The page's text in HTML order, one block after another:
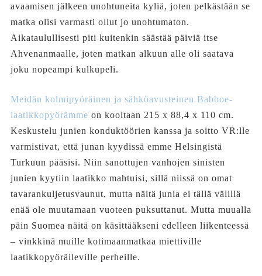
avaamisen jälkeen unohtuneita kyliä, joten pelkästään se
matka olisi varmasti ollut jo unohtumaton.
Aikataulullisesti piti kuitenkin säästää päiviä itse
Ahvenanmaalle, joten matkan alkuun alle oli saatava
joku nopeampi kulkupeli.
Meidän kolmipyöräinen ja sähköavusteinen Babboe-
laatikkopyörämme on kooltaan 215 x 88,4 x 110 cm.
Keskustelu junien konduktöörien kanssa ja soitto VR:lle
varmistivat, että junan kyydissä emme Helsingistä
Turkuun pääsisi. Niin sanottujen vanhojen sinisten
junien kyytiin laatikko mahtuisi, sillä niissä on omat
tavarankuljetusvaunut, mutta näitä junia ei tällä välillä
enää ole muutamaan vuoteen puksuttanut. Mutta muualla
päin Suomea näitä on käsittääkseni edelleen liikenteessä
– vinkkinä muille kotimaanmatkaa miettiville
laatikkopyöräileville perheille.